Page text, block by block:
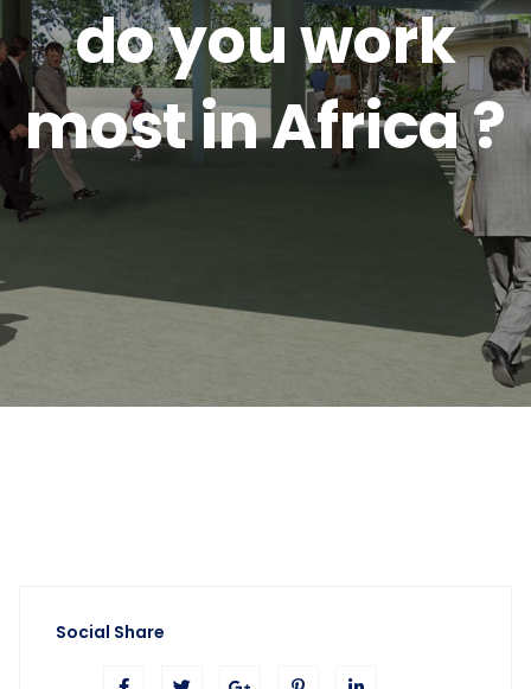
do you work
most in Africa ?
Social Share